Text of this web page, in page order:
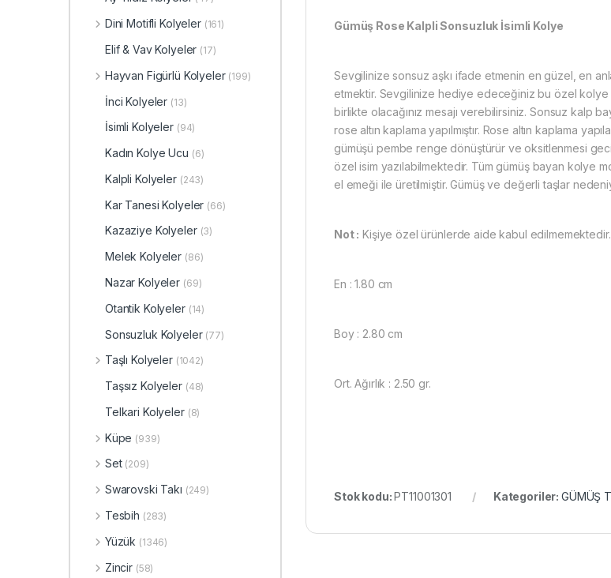
Gümüş Rose Kalpli Sonsuzluk İsimli Kolye
Sevgilinize sonsuz aşkı ifade etmenin en güzel, en
etmektir. Sevgilinize hediye edeceğiniz bu özel kolye
birlikte olacağınız mesajı verebilirsiniz. Sonsuz kalp
rose altın kaplama yapılmıştır. Rose altın kaplama
gümüşü pembe renge dönüştürür ve oksitlenmesi
özel isim yazılabilmektedir. Tüm gümüş bayan kolye
el emeği ile üretilmiştir. Gümüş ve değerli taşlar
Not : Kişiye özel ürünlerde aide kabul edilmemektedir.
En : 1.80 cm
Boy : 2.80 cm
Ort. Ağırlık : 2.50 gr.
Stok kodu:PT11001301 Kategoriler: GÜMÜŞ
Dini Motifli Kolyeler (161)
Elif & Vav Kolyeler (17)
Hayvan Figürlü Kolyeler (199)
İnci Kolyeler (13)
İsimli Kolyeler (94)
Kadın Kolye Ucu (6)
Kalpli Kolyeler (243)
Kar Tanesi Kolyeler (66)
Kazaziye Kolyeler (3)
Melek Kolyeler (86)
Nazar Kolyeler (69)
Otantik Kolyeler (14)
Sonsuzluk Kolyeler (77)
Taşlı Kolyeler (1042)
Taşsız Kolyeler (48)
Telkari Kolyeler (8)
Küpe (939)
Set (209)
Swarovski Takı (249)
Tesbih (283)
Yüzük (1346)
Zincir (58)